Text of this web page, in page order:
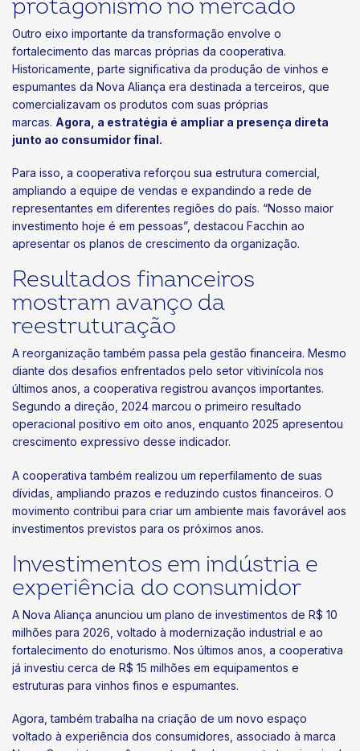
protagonismo no mercado
Outro eixo importante da transformação envolve o
fortalecimento das marcas próprias da cooperativa.
Historicamente, parte significativa da produção de vinhos e
espumantes da Nova Aliança era destinada a terceiros, que
comercializavam os produtos com suas próprias
marcas. Agora, a estratégia é ampliar a presença direta
junto ao consumidor final.
Para isso, a cooperativa reforçou sua estrutura comercial,
ampliando a equipe de vendas e expandindo a rede de
representantes em diferentes regiões do país. “Nosso maior
investimento hoje é em pessoas”, destacou Facchin ao
apresentar os planos de crescimento da organização.
Resultados financeiros
mostram avanço da
reestruturação
A reorganização também passa pela gestão financeira. Mesmo
diante dos desafios enfrentados pelo setor vitivinícola nos
últimos anos, a cooperativa registrou avanços importantes.
Segundo a direção, 2024 marcou o primeiro resultado
operacional positivo em oito anos, enquanto 2025 apresentou
crescimento expressivo desse indicador.
A cooperativa também realizou um reperfilamento de suas
dívidas, ampliando prazos e reduzindo custos financeiros. O
movimento contribui para criar um ambiente mais favorável aos
investimentos previstos para os próximos anos.
Investimentos em indústria e
experiência do consumidor
A Nova Aliança anunciou um plano de investimentos de R$ 10
milhões para 2026, voltado à modernização industrial e ao
fortalecimento do enoturismo. Nos últimos anos, a cooperativa
já investiu cerca de R$ 15 milhões em equipamentos e
estruturas para vinhos finos e espumantes.
Agora, também trabalha na criação de um novo espaço
voltado à experiência dos consumidores, associado à marca